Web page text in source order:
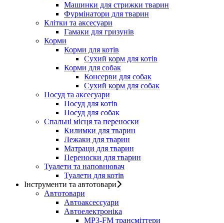
Машинки для стрижки тварин
Фурмінатори для тварин
Клітки та аксесуари
Гамаки для гризунів
Корми
Корми для котів
Сухий корм для котів
Корми для собак
Консерви для собак
Сухий корм для собак
Посуд та аксесуари
Посуд для котів
Посуд для собак
Спальні місця та переноски
Килимки для тварин
Лежаки для тварин
Матраци для тварин
Переноски для тварин
Туалети та наповнювач
Туалети для котів
Інструменти та автотовари
Автотовари
Автоаксессуари
Автоелектроніка
MP3-FM трансміттери